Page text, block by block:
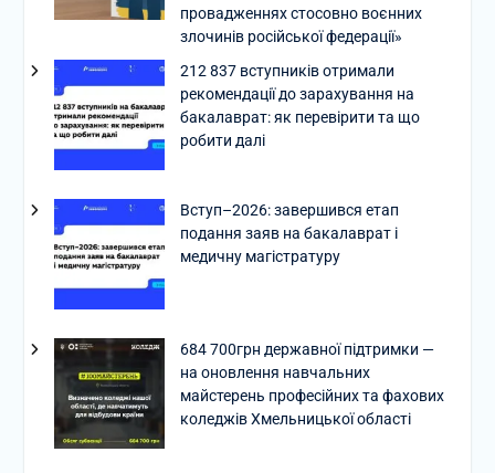
провадженнях стосовно воєнних
злочинів російської федерації»
212 837 вступників отримали
рекомендації до зарахування на
бакалаврат: як перевірити та що
робити далі
Вступ–2026: завершився етап
подання заяв на бакалаврат і
медичну магістратуру
684 700грн державної підтримки —
на оновлення навчальних
майстерень професійних та фахових
коледжів Хмельницької області